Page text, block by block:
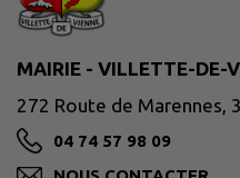
MAIRIE - VILLETTE-DE-
272 Route de Marennes,
04 74 57 98 09